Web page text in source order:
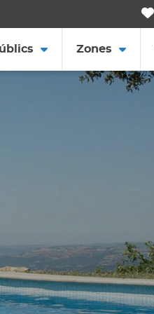
Zones